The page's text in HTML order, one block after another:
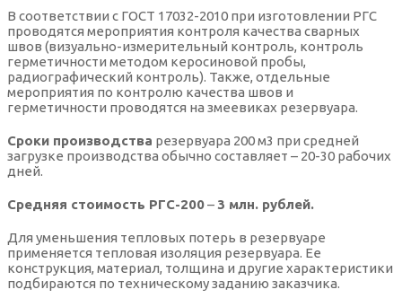
В соответствии с ГОСТ 17032-2010 при изготовлении РГС
проводятся мероприятия контроля качества сварных
швов (визуально-измерительный контроль, контроль
герметичности методом керосиновой пробы,
радиографический контроль). Также, отдельные
мероприятия по контролю качества швов и
герметичности проводятся на змеевиках резервуара.
Сроки производства резервуара 200 м3 при средней
загрузке производства обычно составляет – 20-30 рабочих
дней.
Средняя стоимость РГС-200– 3 млн. рублей.
Для уменьшения тепловых потерь в резервуаре
применяется тепловая изоляция резервуара. Ее
конструкция, материал, толщина и другие характеристики
подбираются по техническому заданию заказчика.